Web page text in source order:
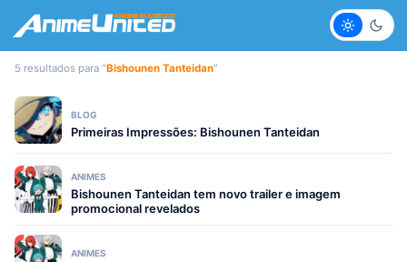
Claro
5 resultados para "Bishounen Tanteidan"
BLOG
Primeiras Impressões: Bishounen Tanteidan
ANIMES
Bishounen Tanteidan tem novo trailer e imagem
promocional revelados
ANIMES